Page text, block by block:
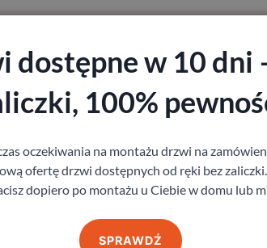
Doradcy przy wyborze
z kategorii Drzwi wewnętrzne
dostępne w 10 dni
100%
oczekiwania na montażu drzwi na
ofertę drzwi dostępnych od ręki bez zaliczki.
dopiero po montażu u Ciebie w domu lub
SPRAWDŹ